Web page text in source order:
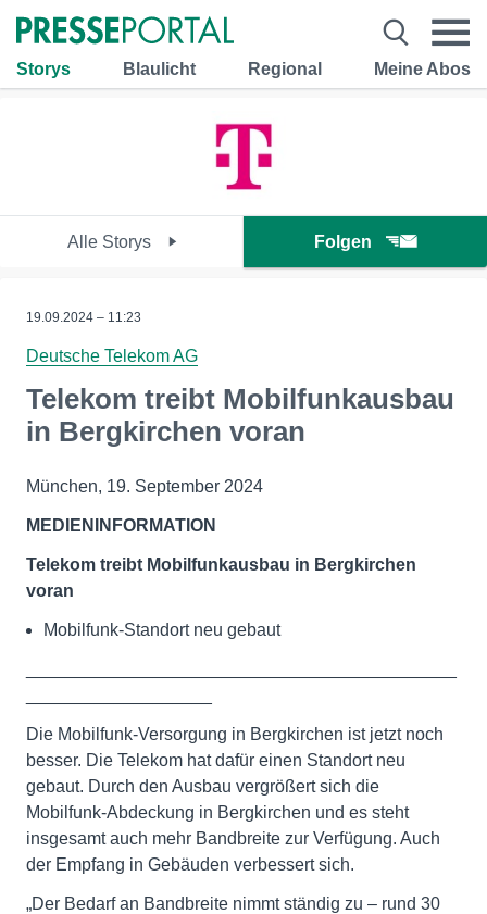
Storys Blaulicht Regional Meine Abos
Alle Storys Folgen
19.09.2024 – 11:23
Deutsche Telekom AG
Telekom treibt Mobilfunkausbau
in Bergkirchen voran
München, 19. September 2024
MEDIENINFORMATION
Telekom treibt Mobilfunkausbau in Bergkirchen
voran
Mobilfunk-Standort neu gebaut
Die Mobilfunk-Versorgung in Bergkirchen ist jetzt noch
besser. Die Telekom hat dafür einen Standort neu
gebaut. Durch den Ausbau vergrößert sich die
Mobilfunk-Abdeckung in Bergkirchen und es steht
insgesamt auch mehr Bandbreite zur Verfügung. Auch
der Empfang in Gebäuden verbessert sich.
„Der Bedarf an Bandbreite nimmt ständig zu – rund 30